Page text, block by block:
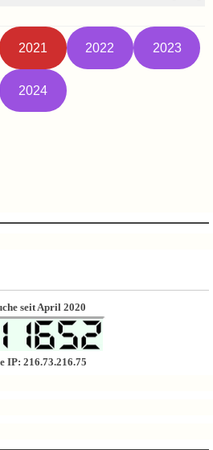
2021 2022 2023
2024
seit April 2020
IP: 216.73.216.75